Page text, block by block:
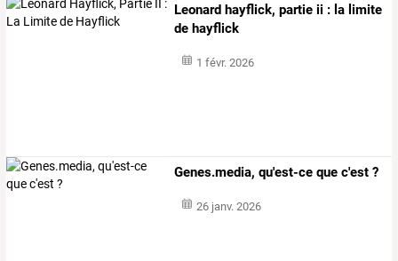
Leonard hayflick, partie ii : la limite
de hayflick
1 févr. 2026
Genes.media, qu'est-ce que c'est ?
26 janv. 2026